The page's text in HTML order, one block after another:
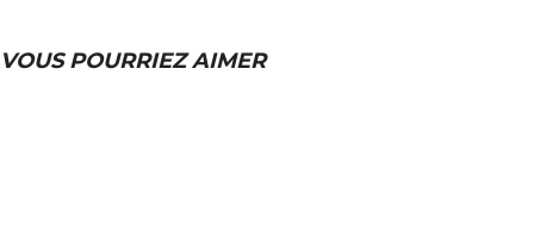
VOUS POURRIEZ AIMER